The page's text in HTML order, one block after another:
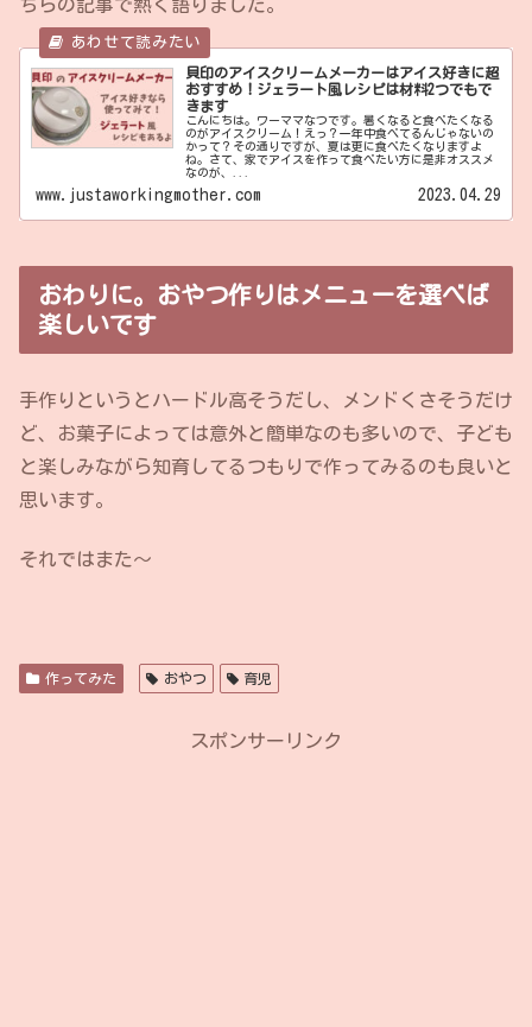
ちらの記事で熱く語りました。
貝印のアイスクリームメーカーはアイス好きに超
おすすめ！ジェラート風レシピは材料2つでもで
きます
こんにちは。ワーママなつです。暑くなると食べたくなる
のがアイスクリーム！えっ？一年中食べてるんじゃないの
かって？その通りですが、夏は更に食べたくなりますよ
ね。さて、家でアイスを作って食べたい方に是非オススメ
なのが、...
www.justaworkingmother.com 2023.04.29
おわりに。おやつ作りはメニューを選べば
楽しいです
手作りというとハードル高そうだし、メンドくさそうだけ
ど、お菓子によっては意外と簡単なのも多いので、子ども
と楽しみながら知育してるつもりで作ってみるのも良いと
思います。
それではまた〜
作ってみた おやつ 育児
スポンサーリンク